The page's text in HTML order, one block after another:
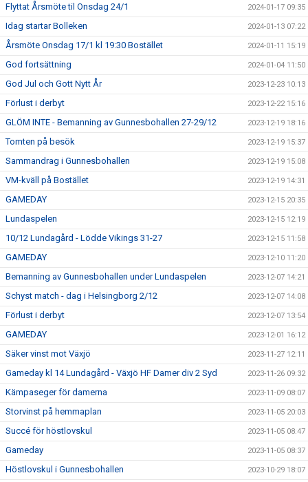
Flyttat Årsmöte til Onsdag 24/1 2024-01-17 09:35
Idag startar Bolleken 2024-01-13 07:22
Årsmöte Onsdag 17/1 kl 19:30 Bostället 2024-01-11 15:19
God fortsättning 2024-01-04 11:50
God Jul och Gott Nytt År 2023-12-23 10:13
Förlust i derbyt 2023-12-22 15:16
GLÖM INTE - Bemanning av Gunnesbohallen 27-29/12 2023-12-19 18:16
Tomten på besök 2023-12-19 15:37
Sammandrag i Gunnesbohallen 2023-12-19 15:08
VM-kväll på Bostället 2023-12-19 14:31
GAMEDAY 2023-12-15 20:35
Lundaspelen 2023-12-15 12:19
10/12 Lundagård - Lödde Vikings 31-27 2023-12-15 11:58
GAMEDAY 2023-12-10 11:20
Bemanning av Gunnesbohallen under Lundaspelen 2023-12-07 14:21
Schyst match - dag i Helsingborg 2/12 2023-12-07 14:08
Förlust i derbyt 2023-12-07 13:54
GAMEDAY 2023-12-01 16:12
Säker vinst mot Växjö 2023-11-27 12:11
Gameday kl 14 Lundagård - Växjö HF Damer div 2 Syd 2023-11-26 09:32
Kämpaseger för damerna 2023-11-09 08:07
Storvinst på hemmaplan 2023-11-05 20:03
Succé för höstlovskul 2023-11-05 08:47
Gameday 2023-11-05 08:37
Höstlovskul i Gunnesbohallen 2023-10-29 18:07